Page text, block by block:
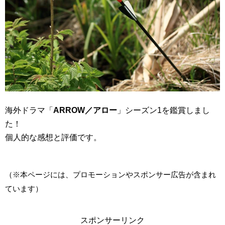
海外ドラマ「 ARROW／アロー 」シーズン1を鑑賞しまし
た！
個人的な感想と評価です。
（※本ページには、プロモーションやスポンサー広告が含まれ
ています）
スポンサーリンク